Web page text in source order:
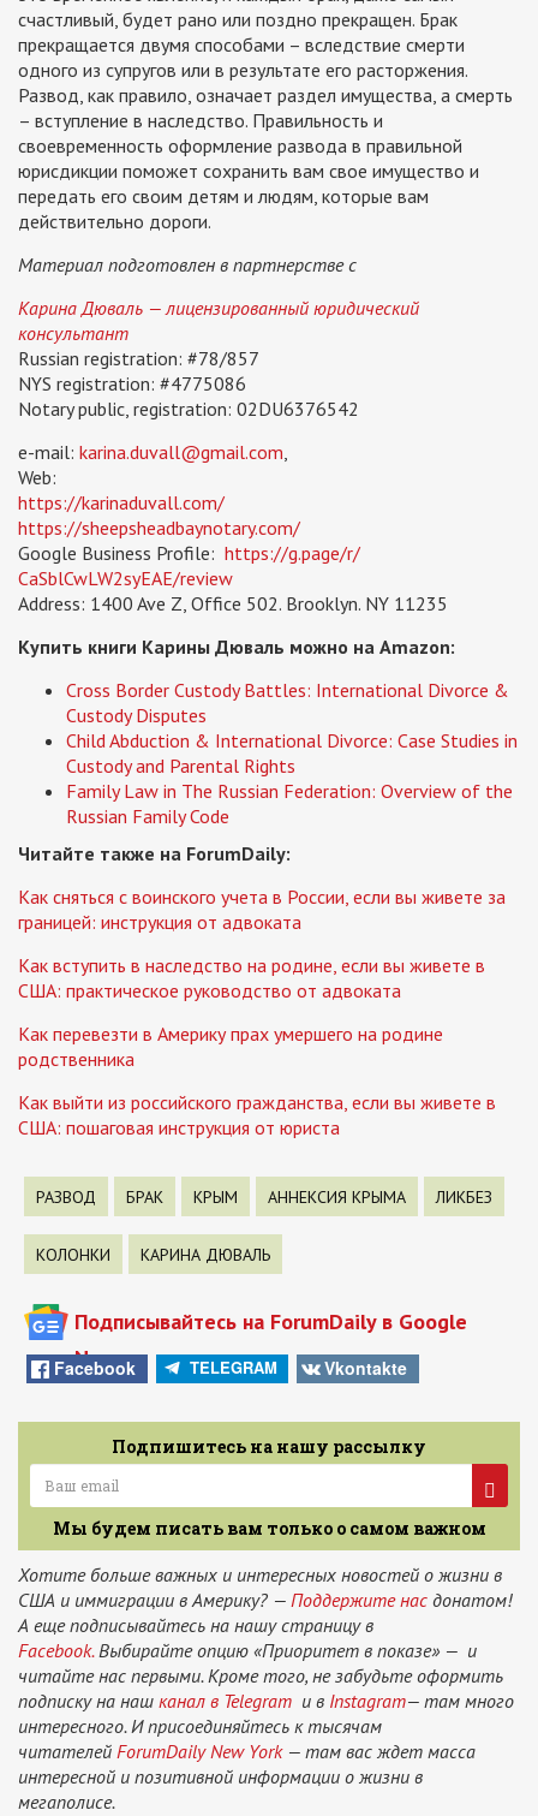
счастливый, будет рано или поздно прекращен. Брак
прекращается двумя способами – вследствие смерти
одного из супругов или в результате его расторжения.
Развод, как правило, означает раздел имущества, а смерть
– вступление в наследство. Правильность и
своевременность оформление развода в правильной
юрисдикции поможет сохранить вам свое имущество и
передать его своим детям и людям, которые вам
действительно дороги.
Материал подготовлен в партнерстве с
Карина Дюваль — лицензированный юридический
консультант
Russian registration: #78/857
NYS registration: #4775086
Notary public, registration: 02DU6376542
e-mail: karina.duvall@gmail.com,
Web:
https://karinaduvall.com/
https://sheepsheadbaynotary.com/
Google Business Profile: https://g.page/r/
CaSblCwLW2syEAE/review
Address: 1400 Ave Z, Office 502. Brooklyn. NY 11235
Купить книги Карины Дюваль можно на Amazon:
Cross Border Custody Battles: International Divorce &
Custody Disputes
Child Abduction & International Divorce: Case Studies in
Custody and Parental Rights
Family Law in The Russian Federation: Overview of the
Russian Family Code
Читайте также на ForumDaily:
Как сняться с воинского учета в России, если вы живете за
границей: инструкция от адвоката
Как вступить в наследство на родине, если вы живете в
США: практическое руководство от адвоката
Как перевезти в Америку прах умершего на родине
родственника
Как выйти из российского гражданства, если вы живете в
США: пошаговая инструкция от юриста
РАЗВОД БРАК КРЫМ АННЕКСИЯ КРЫМА ЛИКБЕЗ
КОЛОНКИ КАРИНА ДЮВАЛЬ
Подписывайтесь на ForumDaily в Google
News
Facebook TELEGRAM Vkontakte
Подпишитесь на нашу рассылку
Мы будем писать вам только о самом важном
Хотите больше важных и интересных новостей о жизни в
США и иммиграции в Америку? — Поддержите нас донатом!
А еще подписывайтесь на нашу страницу в
Facebook.Выбирайте опцию «Приоритет в показе» — и
читайте нас первыми. Кроме того, не забудьте оформить
подписку на наш канал в Telegram и в Instagram— там много
интересного. И присоединяйтесь к тысячам
читателей ForumDaily New York— там вас ждет масса
интересной и позитивной информации о жизни в
мегаполисе.